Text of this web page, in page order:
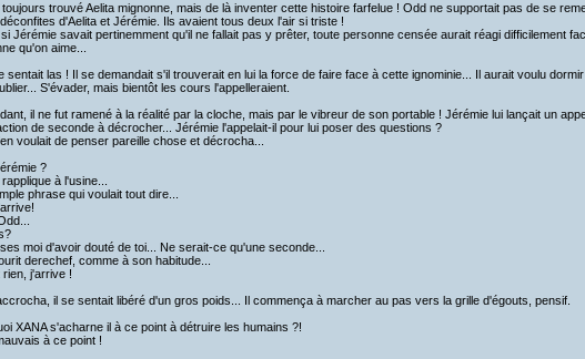
toujours trouvé Aelita mignonne, mais de là inventer cette histoire farfelue ! Odd ne supportait pas de se
d'Aelita et Jérémie. Ils avaient tous deux l'air si triste !
Jérémie savait pertinemment qu'il ne fallait pas y prêter, toute personne censée aurait réagi difficilement
qu'on aime...
sentait las ! Il se demandait s'il trouverait en lui la force de faire face à cette ignominie... Il aurait voulu
S'évader, mais bientôt les cours l'appelleraient.
il ne fut ramené à la réalité par la cloche, mais par le vibreur de son portable ! Jérémie lui lançait un
de seconde à décrocher... Jérémie l'appelait-il pour lui poser des questions ?
voulait de penser pareille chose et décrocha...
?
à l'usine...
phrase qui voulait tout dire...
moi d'avoir douté de toi... Ne serait-ce qu'une seconde...
derechef, comme à son habitude...
j'arrive !
il se sentait libéré d'un gros poids... Il commença à marcher au pas vers la grille d'égouts, pensif.
XANA s'acharne il à ce point à détruire les humains ?!
à ce point !